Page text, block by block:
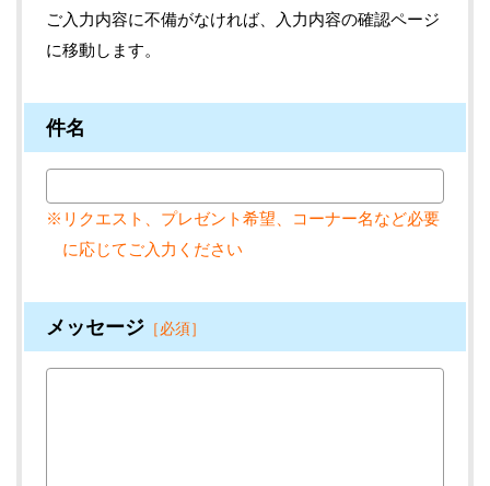
ご入力内容に不備がなければ、入力内容の確認ページ
に移動します。
件名
※リクエスト、プレゼント希望、コーナー名など必要
に応じてご入力ください
メッセージ ［必須］